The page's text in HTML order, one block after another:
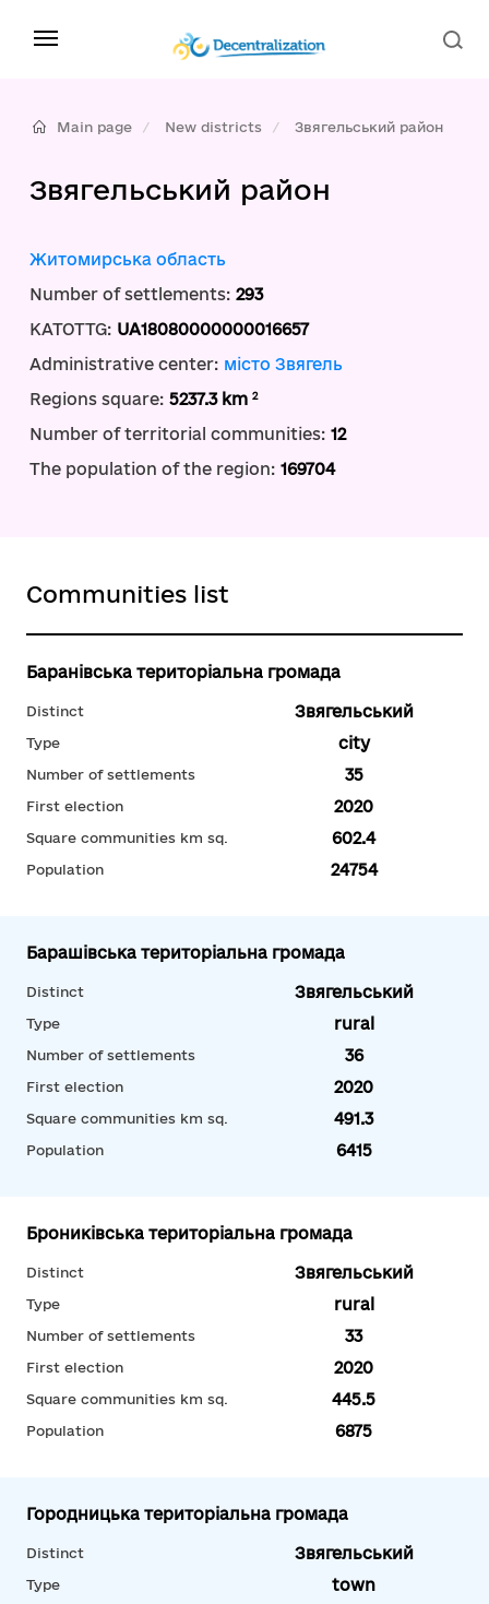
Main page New districts Звягельський район
Звягельський район
Житомирська область
Number of settlements: 293
KATOTTG: UA18080000000016657
Administrative center: місто Звягель
Regions square: 5237.3 km 2
Number of territorial communities: 12
The population of the region: 169704
Communities list
Баранівська територіальна громада
Distinct Звягельський
Type city
Number of settlements 35
First election 2020
Square communities km sq. 602.4
Population 24754
Барашівська територіальна громада
Distinct Звягельський
Type rural
Number of settlements 36
First election 2020
Square communities km sq. 491.3
Population 6415
Брониківська територіальна громада
Distinct Звягельський
Type rural
Number of settlements 33
First election 2020
Square communities km sq. 445.5
Population 6875
Городницька територіальна громада
Distinct Звягельський
Type town